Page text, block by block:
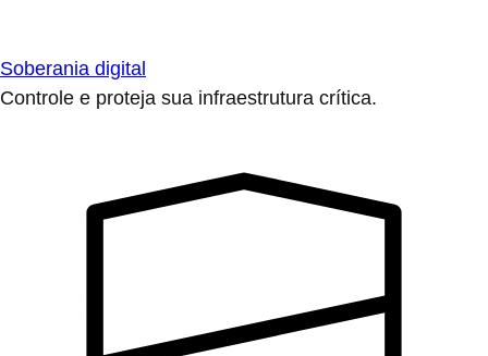
Soberania digital
Controle e proteja sua infraestrutura crítica.